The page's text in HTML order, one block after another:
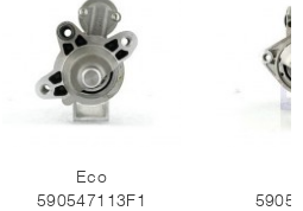
Eco
590547113F1